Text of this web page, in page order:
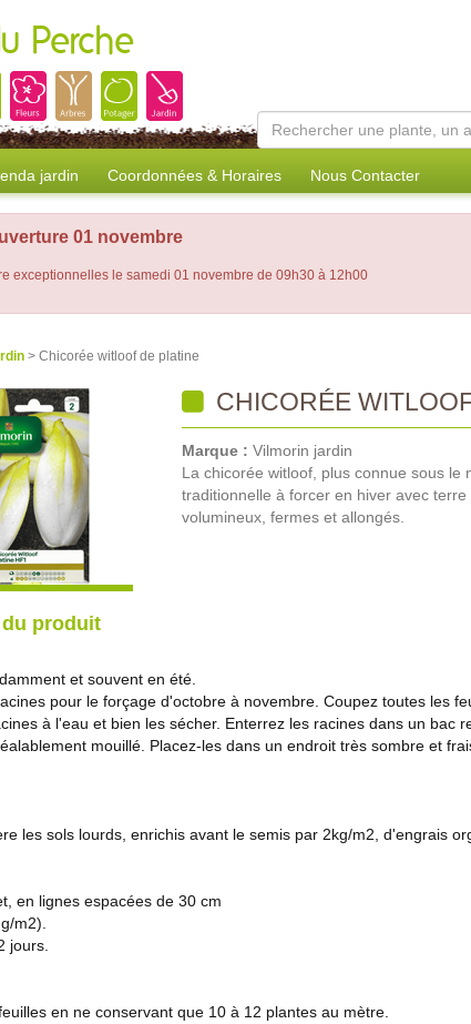
Perche
jardin Coordonnées & Horaires Nous Contacter
01 novembre
exceptionnelles le samedi 01 novembre de 09h30 à 12h00
> Chicorée witloof de platine
CHICORÉE
Marque : Vilmorin jardin
La chicorée witloof, plus connue sous le
traditionnelle à forcer en hiver avec
volumineux, fermes et allongés.
produit
et souvent en été.
pour le forçage d'octobre à novembre. Coupez toutes les
à l'eau et bien les sécher. Enterrez les racines dans un bac
mouillé. Placez-les dans un endroit très sombre et
les sols lourds, enrichis avant le semis par 2kg/m2, d'engrais
en lignes espacées de 30 cm
m2).
jours.
en ne conservant que 10 à 12 plantes au mètre.